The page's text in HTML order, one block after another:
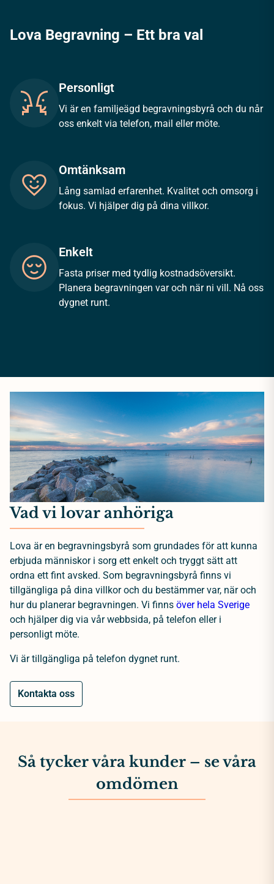
Lova Begravning – Ett bra val
Personligt
Vi är en familjeägd begravningsbyrå och du når
oss enkelt via telefon, mail eller möte.
Omtänksam
Lång samlad erfarenhet. Kvalitet och omsorg i
fokus. Vi hjälper dig på dina villkor.
Enkelt
Fasta priser med tydlig kostnadsöversikt.
Planera begravningen var och när ni vill. Nå oss
dygnet runt.
Vad vi lovar anhöriga
Lova är en begravningsbyrå som grundades för att kunna
erbjuda människor i sorg ett enkelt och tryggt sätt att
ordna ett fint avsked. Som begravningsbyrå finns vi
tillgängliga på dina villkor och du bestämmer var, när och
hur du planerar begravningen. Vi finns över hela Sverige
och hjälper dig via vår webbsida, på telefon eller i
personligt möte.
Vi är tillgängliga på telefon dygnet runt.
Kontakta oss
Så tycker våra kunder – se våra
omdömen